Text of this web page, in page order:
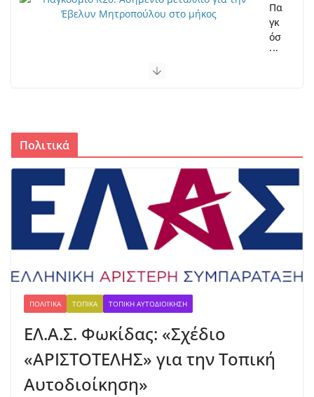
Πα
γκ
όσ
μι
ο
με
τά
λλ
ιο
γι
ν
ρο
Πολιτικά
ΠΟΛΙΤΙΚΆ ΤΟΠΙΚΆ ΤΟΠΙΚΉ ΑΥΤΟΔΙΟΊΚΗΣΗ
ΕΛ.Α.Σ. Φωκίδας: «Σχέδιο
«ΑΡΙΣΤΟΤΕΛΗΣ» για την Τοπική
Αυτοδιοίκηση»